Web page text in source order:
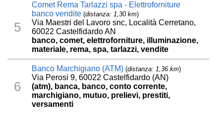
5
Comet Rema Tarlazzi spa - Elettroforniture
banco vendite (distanza: 1,30 km)
Via Maestri del Lavoro snc, Località Cerretano,
60022 Castelfidardo AN
banco, comet, elettroforniture, illuminazione,
materiale, rema, spa, tarlazzi, vendite
6
Banco Marchigiano (ATM) (distanza: 1,36 km)
Via Perosi 9, 60022 Castelfidardo (AN)
(atm), banca, banco, conto corrente,
marchigiano, mutuo, prelievi, prestiti,
versamenti